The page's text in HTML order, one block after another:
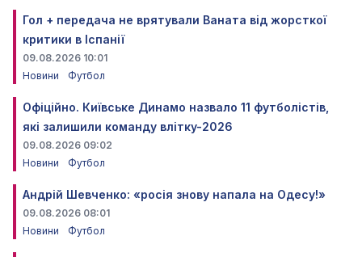
Гол + передача не врятували Ваната від жорсткої
критики в Іспанії
09.08.2026 10:01
Новини
Футбол
Офіційно. Київське Динамо назвало 11 футболістів,
які залишили команду влітку-2026
09.08.2026 09:02
Новини
Футбол
Андрій Шевченко: «росія знову напала на Одесу!»
09.08.2026 08:01
Новини
Футбол